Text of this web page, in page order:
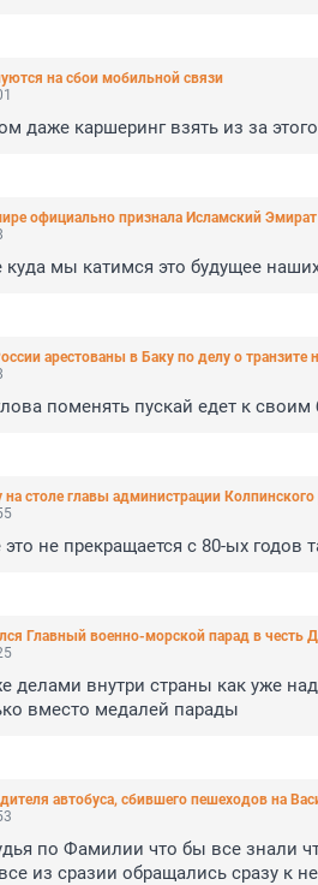
на сбои мобильной связи
даже каршеринг взять из за
официально признала Исламский
куда мы катимся это будущее
арестованы в Баку по делу о транзите
поменять пускай едет к своим
на столе главы администрации
не прекращается с 80-ых
Главный военно-морской парад в
делами внутри страны как уже
вместо медалей парады
автобуса, сбившего пешеходов на
по Фамилии что бы все знали
из сразии обращались сразу к